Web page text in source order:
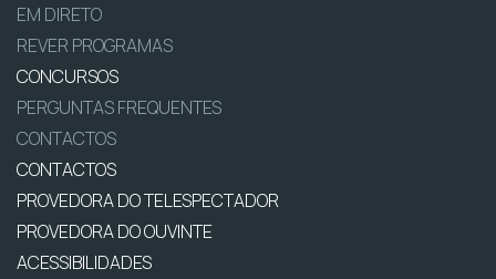
EM DIRETO
REVER PROGRAMAS
CONCURSOS
PERGUNTAS FREQUENTES
CONTACTOS
CONTACTOS
PROVEDORA DO TELESPECTADOR
PROVEDORA DO OUVINTE
ACESSIBILIDADES